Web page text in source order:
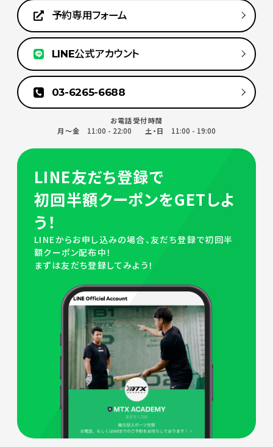
予約専用フォーム
LINE公式アカウント
03-6265-6688
お電話受付時間
月～金
11:00 - 22:00 土・日 11:00 - 19:00
LINE友だち登録で
初回半額クーポンをGETしよ
う！
LINEからお申し込みの場合、友だち登録で初回半
額クーポン配布中！
まずは友だち登録してみよう！